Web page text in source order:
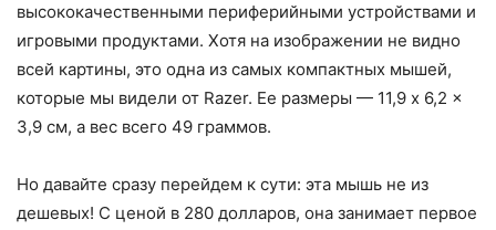
высококачественными периферийными устройствами и
игровыми продуктами. Хотя на изображении не видно
всей картины, это одна из самых компактных мышей,
которые мы видели от Razer. Ее размеры — 11,9 x 6,2 x
3,9 см, а вес всего 49 граммов.
Но давайте сразу перейдем к сути: эта мышь не из
дешевых! С ценой в 280 долларов, она занимает первое